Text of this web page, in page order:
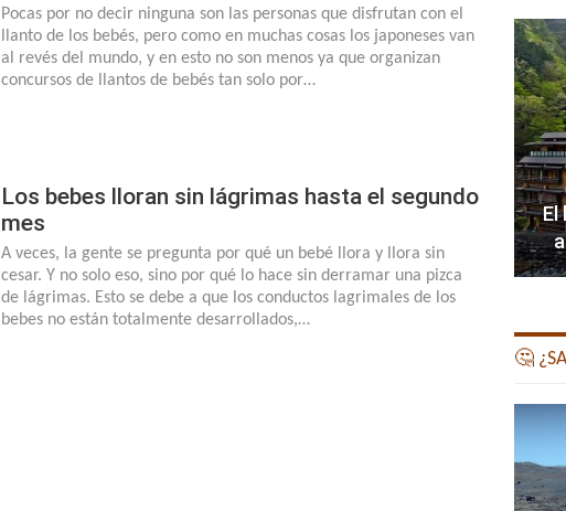
Pocas por no decir ninguna son las personas que disfrutan con el
llanto de los bebés, pero como en muchas cosas los japoneses van
al revés del mundo, y en esto no son menos ya que organizan
concursos de llantos de bebés tan solo por…
Los bebes lloran sin lágrimas hasta el segundo
mes
A veces, la gente se pregunta por qué un bebé llora y llora sin
cesar. Y no solo eso, sino por qué lo hace sin derramar una pizca
de lágrimas. Esto se debe a que los conductos lagrimales de los
bebes no están totalmente desarrollados,…
El
🤔